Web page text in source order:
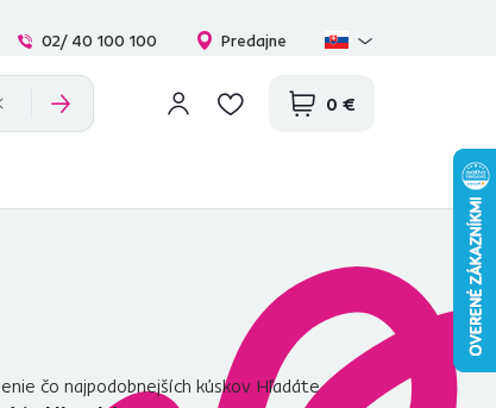
02/ 40 100 100 Predajne
0 €
čo najpodobnejších kúskov. Hľadáte